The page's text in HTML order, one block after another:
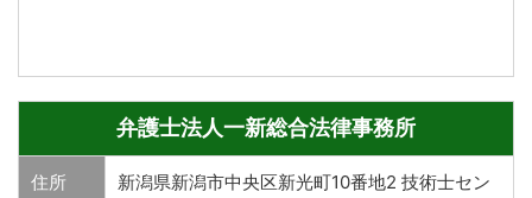
弁護士法人一新総合法律事務所
住所
新潟県新潟市中央区新光町10番地2 技術士セン